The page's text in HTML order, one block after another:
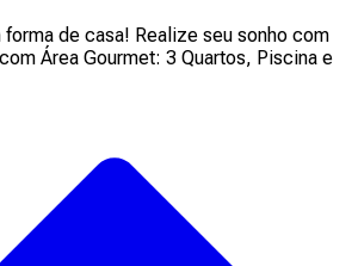
de casa! Realize seu sonho com
Área Gourmet: 3 Quartos, Piscina e